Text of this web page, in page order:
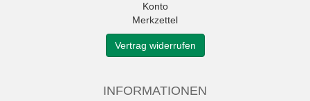
Konto
Merkzettel
Vertrag widerrufen
INFORMATIONEN